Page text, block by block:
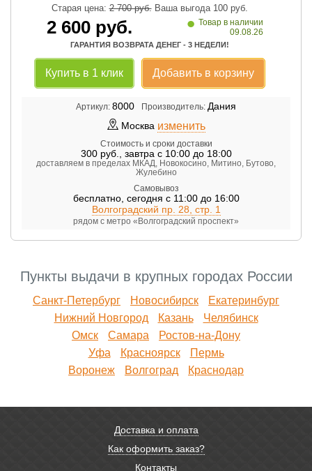
Старая цена:2 700руб. Ваша выгода100руб.
2 600руб. • Товар в наличии
09.08.26
ГАРАНТИЯ ВОЗВРАТА ДЕНЕГ - 3 НЕДЕЛИ!
Купить в 1 клик Добавить в корзину
Артикул: 8000 Производитель: Дания
Москва изменить
Стоимость и сроки доставки
300руб. завтра с 10:00 до 18:00
доставляем в пределах МКАД, Новокосино, Митино, Бутово,
Жулебино
Самовывоз
бесплатно, сегодня с 11:00 до 16:00
Волгоградский пр. 28, стр. 1
рядом с метро «Волгоградский проспект»
Пункты выдачи в крупных городах России
Санкт-Петербург Новосибирск
Екатеринбург
Нижний Новгород
Казань
Челябинск
Омск
Самара
Ростов-на-Дону
Уфа
Красноярск
Пермь
Воронеж
Волгоград Краснодар
Доставка и оплата
Как оформить заказ?
Контакты